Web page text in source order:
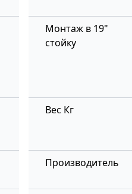
Монтаж в 19"
стойку
Вес Кг
Производитель